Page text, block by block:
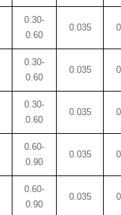
0.30-
0.60
0.035
0.30-
0.60
0.035
0.30-
0.60
0.035
0.60-
0.90
0.035
0.60-
0.90
0.035